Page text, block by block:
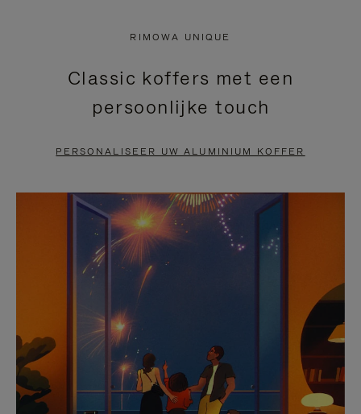
DRUK
OM
PAUZEREN
VIDEO
IS
UITGESCHAKELD.
HIER
OM
HET
DEMPEN
OP
TE
HEFFEN
RIMOWA UNIQUE
Classic koffers met een
persoonlijke touch
PERSONALISEER UW ALUMINIUM KOFFER